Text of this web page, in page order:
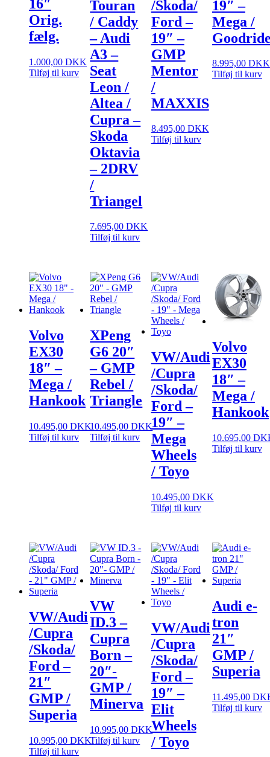
16″
Orig.
fælg.
1.000,00 DKK
Tilføj til kurv
Touran
/ Caddy
– Audi
A3 –
Seat
Leon /
Altea /
Cupra –
Skoda
Oktavia
– 2DRV
/
Triangel
7.695,00DKK
Tilføj til kurv
/Skoda/
Ford –
19″ –
GMP
Mentor
/
MAXXIS
8.495,00 DKK
Tilføj til kurv
19″ –
Mega /
8.995,00 DKK
Tilføj til kurv
Volvo
EX30
18″ –
Mega /
Hankook
10.495,00 DKK
Tilføj til kurv
XPeng
G6 20″
– GMP
Rebel /
Triangle
10.495,00DKK
Tilføj til kurv
VW/Audi
/Cupra
/Skoda/
Ford –
19″ –
Mega
Wheels
/ Toyo
10.495,00 DKK
Tilføj til kurv
Volvo
EX30
18″ –
Mega /
Hankook
10.695,00
Tilføj til kurv
VW/Audi
/Cupra
/Skoda/
Ford –
21″
GMP /
Superia
10.995,00 DKK
Tilføj til kurv
VW
ID.3 –
Cupra
Born –
20″-
GMP /
Minerva
10.995,00DKK
Tilføj til kurv
VW/Audi
/Cupra
/Skoda/
Ford –
19″ –
Elit
Wheels
/ Toyo
Audi e-
tron
21″
GMP /
Superia
11.495,00
Tilføj til kurv